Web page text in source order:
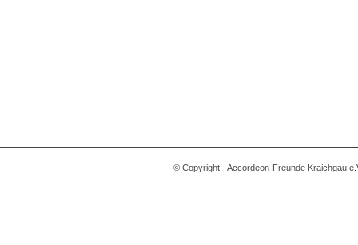
© Copyright - Accordeon-Freunde Kraichgau